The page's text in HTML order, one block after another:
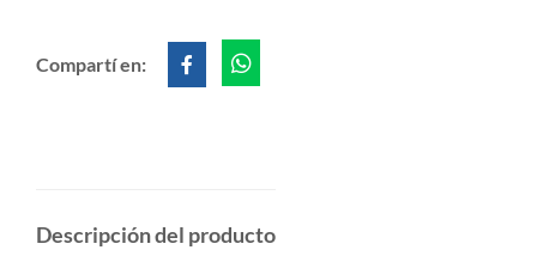
Compartí en:
Descripción del producto